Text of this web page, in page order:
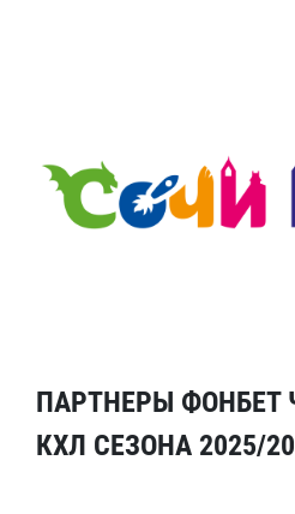
ПАРТНЕРЫ ФОНБЕТ
КХЛ СЕЗОНА 2025/